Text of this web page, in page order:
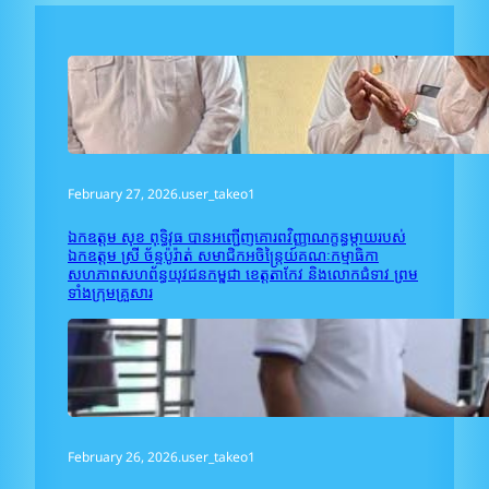
February 27, 2026.user_takeo1
ឯកឧត្តម សុខ ពុទ្ធិវុធ បានអញ្ជើញគោរពវិញ្ញាណក្ខន្ធម្តាយរបស់
ឯកឧត្តម ស្រី ច័ន្ទប៉ូរ៉ាត់ សមាជិកអចិន្រ្តៃយ៍គណៈកម្មាធិកា
សហភាពសហព័ន្ធយុវជនកម្ពុជា ខេត្តតាកែវ និងលោកជំទាវ ព្រម
ទាំងក្រុមគ្រួសារ
February 26, 2026.user_takeo1